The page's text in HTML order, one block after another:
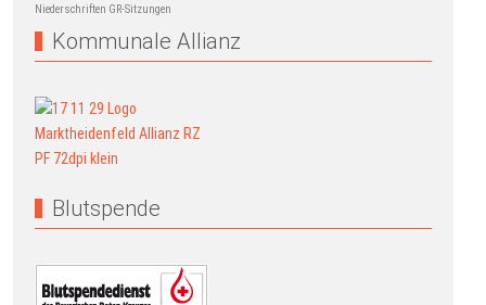
Niederschriften GR-Sitzungen
Kommunale Allianz
Blutspende